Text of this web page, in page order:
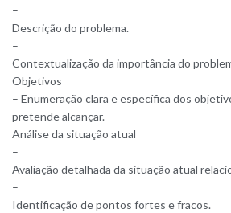
–
Descrição do problema.
–
Contextualização da importância do
Objetivos
– Enumeração clara e específica dos
pretende alcançar.
Análise da situação atual
–
Avaliação detalhada da situação atual
–
Identificação de pontos fortes e fracos.